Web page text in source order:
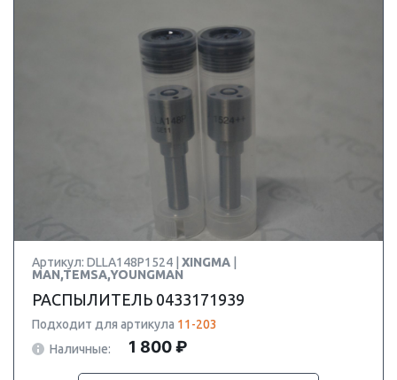
Артикул: DLLA148P1524 | XINGMA
MAN,TEMSA,YOUNGMAN
РАСПЫЛИТЕЛЬ 0433171939
Подходит для артикула 11-203
Наличные:
1 800 ₽